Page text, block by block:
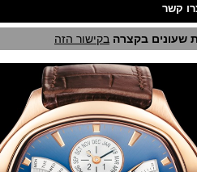
בקצרהבקישור הזה